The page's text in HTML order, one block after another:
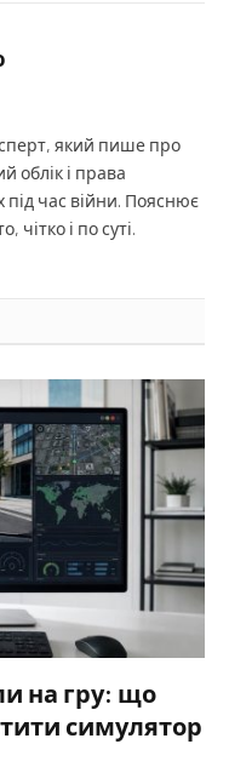
який пише про
облік і права
під час війни. Пояснює
чітко і по суті.
на гру: що
симулятор